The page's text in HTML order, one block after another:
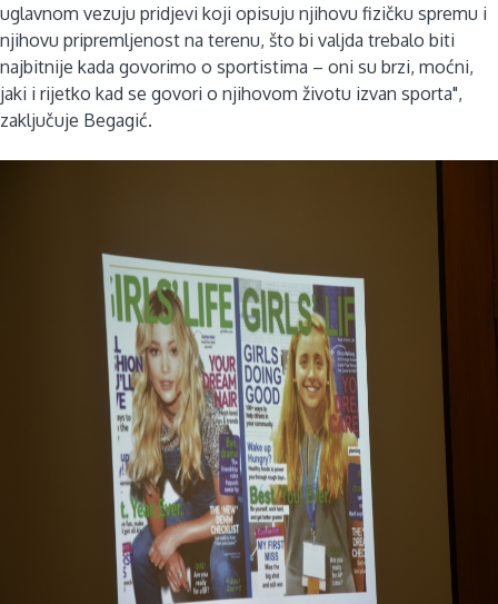
uglavnom vezuju pridjevi koji opisuju njihovu fizičku spremu i
njihovu pripremljenost na terenu, što bi valjda trebalo biti
najbitnije kada govorimo o sportistima – oni su brzi, moćni,
jaki i rijetko kad se govori o njihovom životu izvan sporta",
zaključuje Begagić.